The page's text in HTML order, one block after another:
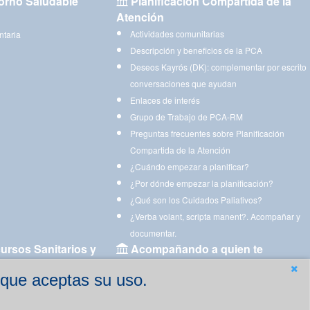
aceptas su uso.
Atención
Actividades comunitarias
Descripción y beneficios de la PCA
Deseos Kayrós (DK): complementar por escrito
conversaciones que ayudan
Enlaces de interés
Grupo de Trabajo de PCA-RM
Preguntas frecuentes sobre Planificación
Compartida de la Atención
¿Cuándo empezar a planificar?
¿Por dónde empezar la planificación?
¿Qué son los Cuidados Paliativos?
¿Verba volant, scripta manent?. Acompañar y
documentar.
Sanitarios y
Acompañando a quien te
Aplicaciones para descargar